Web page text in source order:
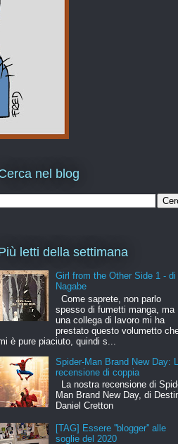
nel blog
letti della settimana
Girl from the Other Side 1 - di
Nagabe
Come saprete, non parlo
spesso di fumetti manga, ma
una collega di lavoro mi ha
prestato questo volumetto
è pure piaciuto, quindi s...
Spider-Man Brand New Day:
recensione di coppia
La nostra recensione di
Man Brand New Day, di
Daniel Cretton
[TAG] Essere ''blogger'' alle
soglie del 2020